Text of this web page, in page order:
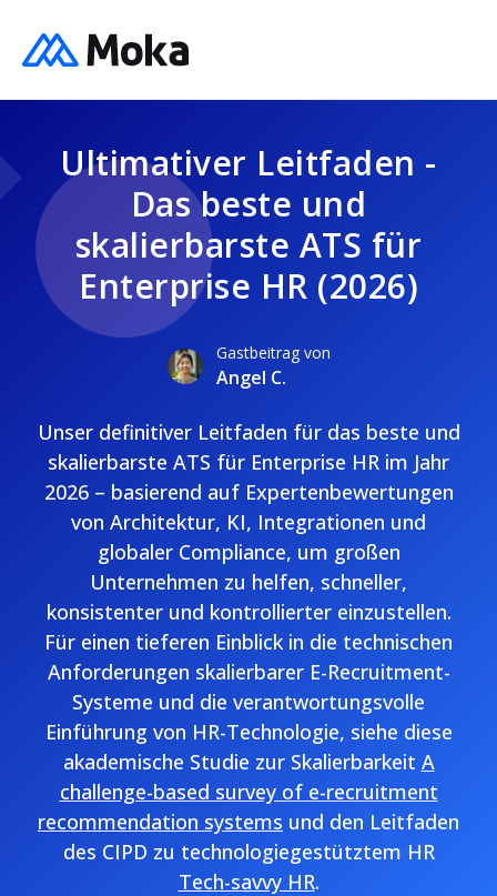
Ultimativer Leitfaden -
Das beste und
skalierbarste ATS für
Enterprise HR (2026)
Gastbeitrag von
Angel C.
Unser definitiver Leitfaden für das beste und
skalierbarste ATS für Enterprise HR im Jahr
2026 – basierend auf Expertenbewertungen
von Architektur, KI, Integrationen und
globaler Compliance, um großen
Unternehmen zu helfen, schneller,
konsistenter und kontrollierter einzustellen.
Für einen tieferen Einblick in die technischen
Anforderungen skalierbarer E-Recruitment-
Systeme und die verantwortungsvolle
Einführung von HR-Technologie, siehe diese
akademische Studie zur Skalierbarkeit A
challenge-based survey of e-recruitment
recommendation systems und den Leitfaden
des CIPD zu technologiegestütztem HR
Tech-savvy HR.